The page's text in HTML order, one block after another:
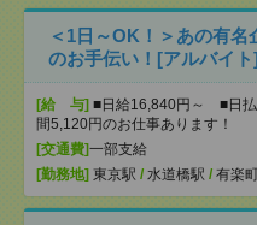
＜1日～OK！＞あの有
のお手伝い！[アルバイト]
[給 与] ■日給16,840円～ ■日
間5,120円のお仕事あります！
[交通費]一部支給
[勤務地] 東京駅 / 水道橋駅 / 有楽